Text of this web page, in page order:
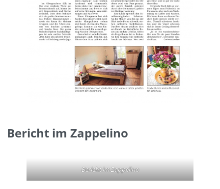
Bericht im Zappelino
Bericht im Zappelino